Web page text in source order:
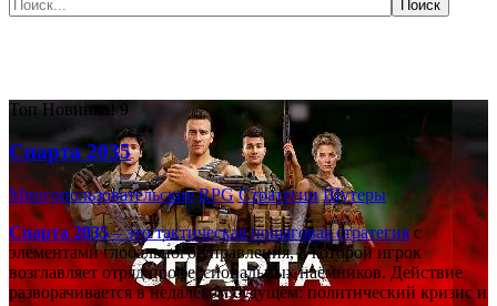
Топ Новинка! 9
Спарта 2035
Многопользовательские RPG Стратегии Шутеры
Спарта 2035– это тактическаяпошаговая стратегияс
элементами глобального управления, в которой игрок
возглавляет отряд профессиональных наёмников. Действие
разворачивается в недалёком будущем: политический кризис и